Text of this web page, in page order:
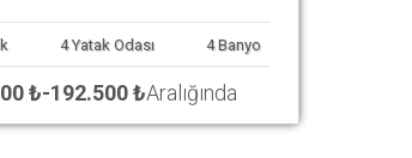
4 Yatak Odası 4 Banyo
₺-192.500 ₺Aralığında